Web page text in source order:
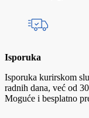
Isporuka
Isporuka kurirskom
radnih dana, već od
Moguće i besplatno